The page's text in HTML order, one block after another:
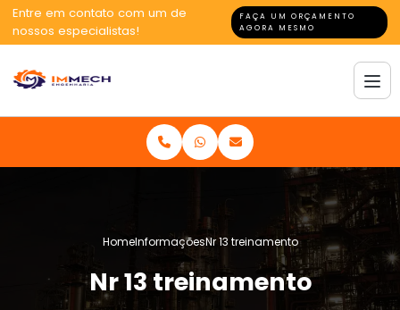
Entre em contato com um de
nossos especialistas!
FAÇA UM ORÇAMENTO
AGORA MESMO
HomeInformaçõesNr 13 treinamento
Nr 13 treinamento